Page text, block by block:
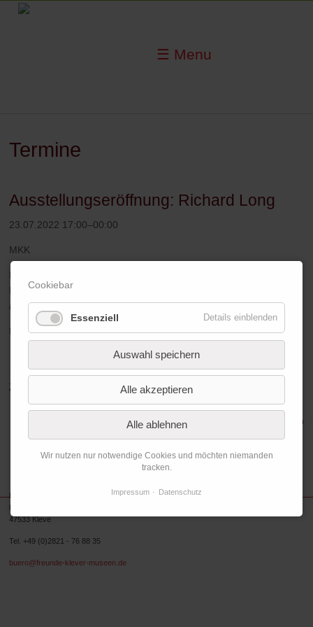
☰ Menu
Termine
Ausstellungseröffnung: Richard Long
23.07.2022 17:00–00:00
MKK
Die
Moebus-Puck
Richard Long & dasAusstellen von Ausstellungen wird eröffnet.
MKK-Einladung zur Eröffnung und zum Begleitprogramm
Zurück zur Übersicht
Zu den vergangenen Terminen
Freundeskreis Museum Kurhaus und Koekkoek-Haus Kleve e.V.
Koekkoekplatz 1
47533 Kleve
Tel. +49 (0)2821 - 76 88 35
buero@freunde-klever-museen.de
Cookiebar
Essenziell Details einblenden
Auswahl speichern
Alle akzeptieren
Alle ablehnen
Wir nutzen nur notwendige Cookies und möchten niemanden
tracken.
Impressum Datenschutz